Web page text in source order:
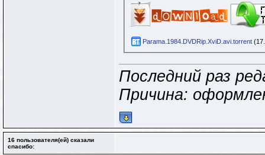
Parama.1984.DVDRip.XviD.avi.torrent
Последний раз
Причина:
16 пользователя(ей) сказали
cпасибо: